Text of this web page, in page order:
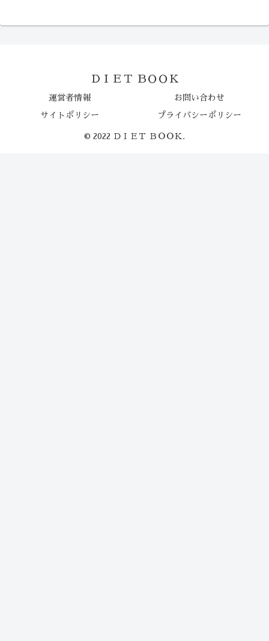
ＤＩＥＴ ＢＯＯＫ
運営者情報 お問い合わせ
サイトポリシー プライバシーポリシー
© 2022 ＤＩＥＴ ＢＯＯＫ.